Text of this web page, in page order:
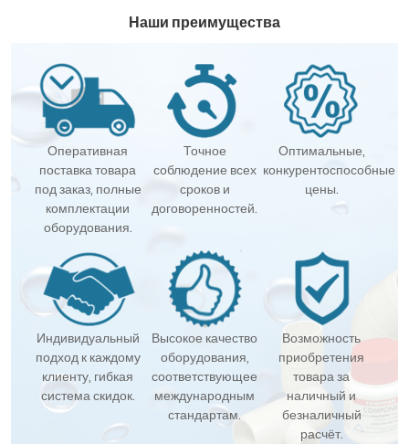
Наши преимущества
Оперативная
поставка товара
под заказ, полные
комплектации
оборудования.
Точное
соблюдение всех
сроков и
договоренностей.
Оптимальные,
конкурентоспособные
цены.
Индивидуальный
подход к каждому
клиенту, гибкая
система скидок.
Высокое качество
оборудования,
соответствующее
международным
стандартам.
Возможность
приобретения
товара за
наличный и
безналичный
расчёт.